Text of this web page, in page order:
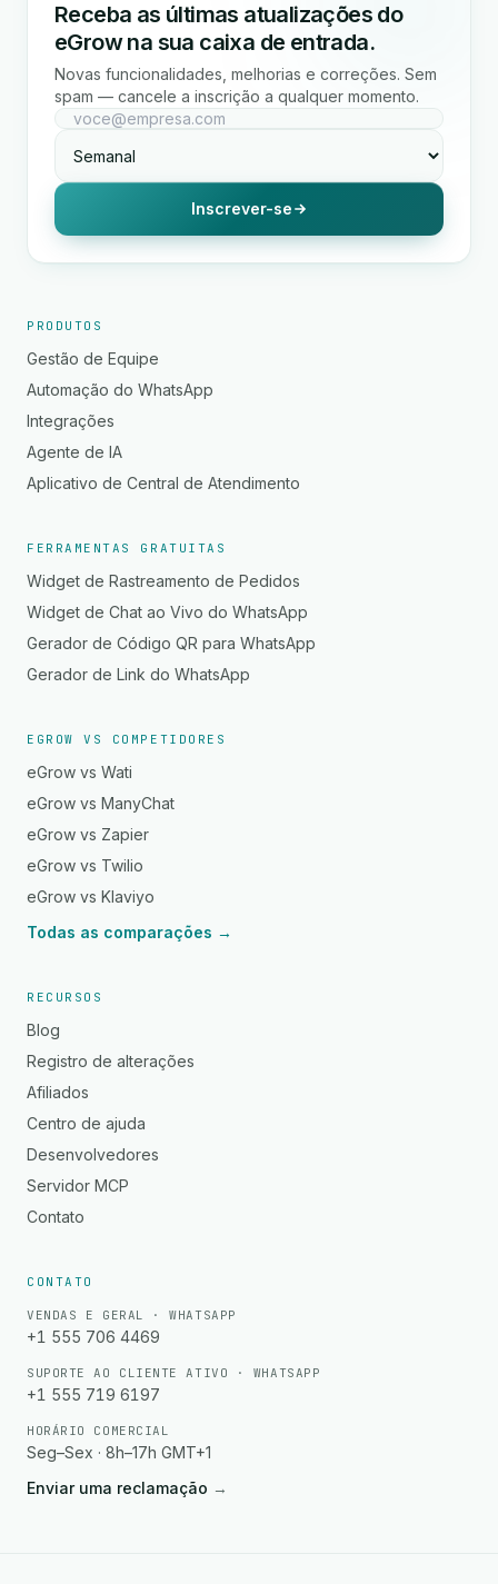
Receba as últimas atualizações do
eGrow na sua caixa de entrada.
Novas funcionalidades, melhorias e correções. Sem
spam — cancele a inscrição a qualquer momento.
Inscrever-se
PRODUTOS
Gestão de Equipe
Automação do WhatsApp
Integrações
Agente de IA
Aplicativo de Central de Atendimento
FERRAMENTAS GRATUITAS
Widget de Rastreamento de Pedidos
Widget de Chat ao Vivo do WhatsApp
Gerador de Código QR para WhatsApp
Gerador de Link do WhatsApp
EGROW VS COMPETIDORES
eGrow vs Wati
eGrow vs ManyChat
eGrow vs Zapier
eGrow vs Twilio
eGrow vs Klaviyo
Todas as comparações →
RECURSOS
Blog
Registro de alterações
Afiliados
Centro de ajuda
Desenvolvedores
Servidor MCP
Contato
CONTATO
VENDAS E GERAL · WHATSAPP
+1 555 706 4469
SUPORTE AO CLIENTE ATIVO · WHATSAPP
+1 555 719 6197
HORÁRIO COMERCIAL
Seg–Sex · 8h–17h GMT+1
Enviar uma reclamação →